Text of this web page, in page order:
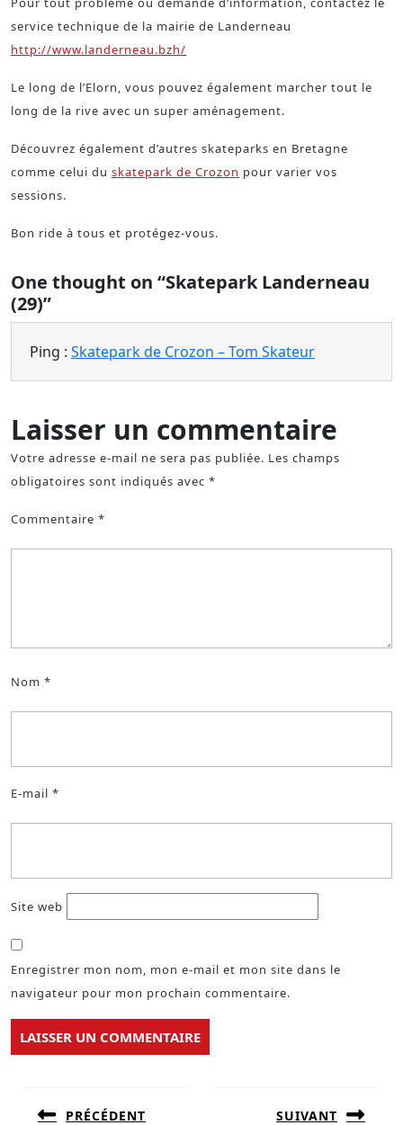
service technique de la mairie de Landerneau
http://www.landerneau.bzh/
Le long de l’Elorn, vous pouvez également marcher tout le
long de la rive avec un super aménagement.
Découvrez également d’autres skateparks en Bretagne
comme celui du skatepark de Crozon pour varier vos
sessions.
Bon ride à tous et protégez-vous.
One thought on “Skatepark Landerneau
(29)”
Ping : Skatepark de Crozon – Tom Skateur
Laisser un commentaire
Votre adresse e-mail ne sera pas publiée. Les champs
obligatoires sont indiqués avec *
Commentaire *
Nom *
E-mail *
Site web
Enregistrer mon nom, mon e-mail et mon site dans le
navigateur pour mon prochain commentaire.
PRÉCÉDENT SUIVANT